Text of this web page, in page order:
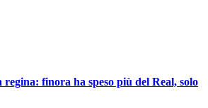
regina: finora ha speso più del Real, solo